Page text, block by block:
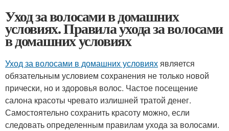
Уход за волосами в домашних
условиях. Правила ухода за волосами
в домашних условиях
Уход за волосами в домашних условияхявляется
обязательным условием сохранения не только новой
прически, но и здоровья волос. Частое посещение
салона красоты чревато излишней тратой денег.
Самостоятельно сохранить красоту можно, если
следовать определенным правилам ухода за волосами.